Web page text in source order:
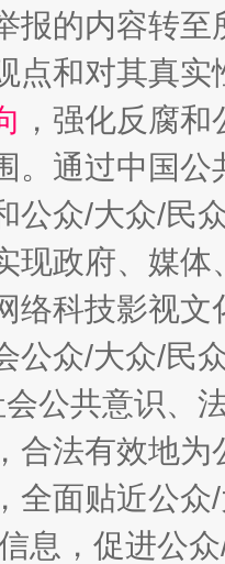
问题” 法
一
报的内容转
点和对其真实
，强化反腐
。通过中国
公众/大众/民
现政府、媒
络科技影视
公众/大众/民
公共意识、
合法有效地
全面贴近公
息，促进公